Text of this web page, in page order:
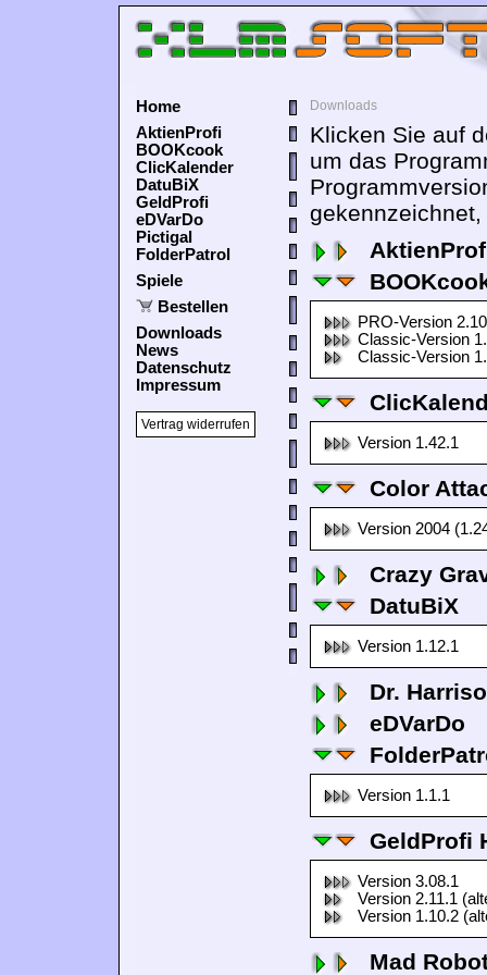
Home
AktienProfi
BOOKcook
ClicKalender
DatuBiX
GeldProfi
eDVarDo
Pictigal
FolderPatrol
Spiele
Bestellen
Downloads
News
Datenschutz
Impressum
Vertrag widerrufen
Downloads
Klicken Sie auf
um das
PRO-Version
Classic-Version
Classic-Version
Version 1.42.1
Color
Version 2004
Crazy
DatuBiX
Version 1.12.1
Dr.
eDVarDo
Version 1.1.1
GeldProfi
Version 3.08.1
Version 2.11.1
Version 1.10.2
Mad